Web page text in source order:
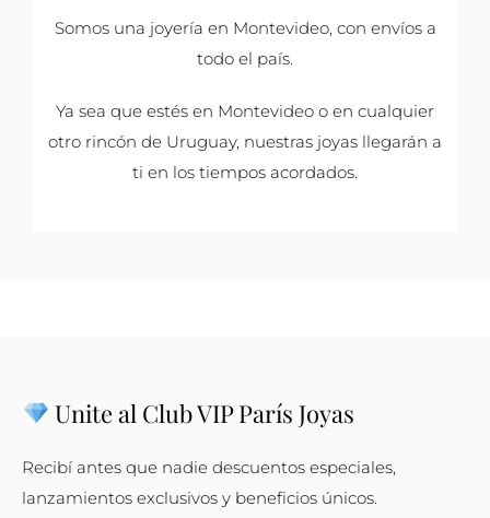
Somos una joyería en Montevideo, con envíos a
todo el país.
Ya sea que estés en Montevideo o en cualquier
otro rincón de Uruguay, nuestras joyas llegarán a
ti en los tiempos acordados.
Unite al Club VIP París Joyas
Recibí antes que nadie descuentos especiales,
lanzamientos exclusivos y beneficios únicos.